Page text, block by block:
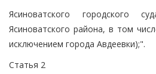
Ясиноватского городского
Ясиноватского района, в том
исключением города Авдеевки);".
Статья 2